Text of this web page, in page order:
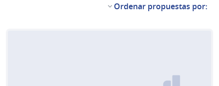
Ordenar propuestas por: